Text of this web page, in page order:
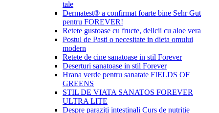
tale
Dermatest® a confirmat foarte bine Sehr Gut
pentru FOREVER!
Retete gustoase cu fructe, delicii cu aloe vera
Postul de Pasti o necesitate in dieta omului
modern
Retete de cine sanatoase in stil Forever
Deserturi sanatoase in stil Forever
Hrana verde pentru sanatate FIELDS OF
GREENS
STIL DE VIATA SANATOS FOREVER
ULTRA LITE
Despre paraziti intestinali Curs de nutritie